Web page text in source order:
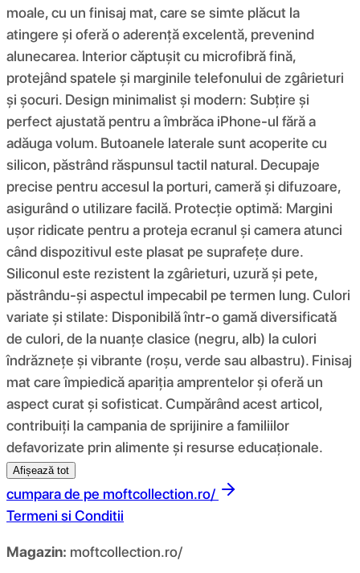
moale, cu un finisaj mat, care se simte plăcut la
atingere și oferă o aderență excelentă, prevenind
alunecarea. Interior căptușit cu microfibră fină,
protejând spatele și marginile telefonului de zgârieturi
și șocuri. Design minimalist și modern: Subțire și
perfect ajustată pentru a îmbrăca iPhone-ul fără a
adăuga volum. Butoanele laterale sunt acoperite cu
silicon, păstrând răspunsul tactil natural. Decupaje
precise pentru accesul la porturi, cameră și difuzoare,
asigurând o utilizare facilă. Protecție optimă: Margini
ușor ridicate pentru a proteja ecranul și camera atunci
când dispozitivul este plasat pe suprafețe dure.
Siliconul este rezistent la zgârieturi, uzură și pete,
păstrându-și aspectul impecabil pe termen lung. Culori
variate și stilate: Disponibilă într-o gamă diversificată
de culori, de la nuanțe clasice (negru, alb) la culori
îndrăznețe și vibrante (roșu, verde sau albastru). Finisaj
mat care împiedică apariția amprentelor și oferă un
aspect curat și sofisticat. Cumpărând acest articol,
contribuiți la campania de sprijinire a familiilor
defavorizate prin alimente și resurse educaționale.
Afișează tot
cumpara de pe moftcollection.ro/
Termeni si Conditii
Magazin: moftcollection.ro/